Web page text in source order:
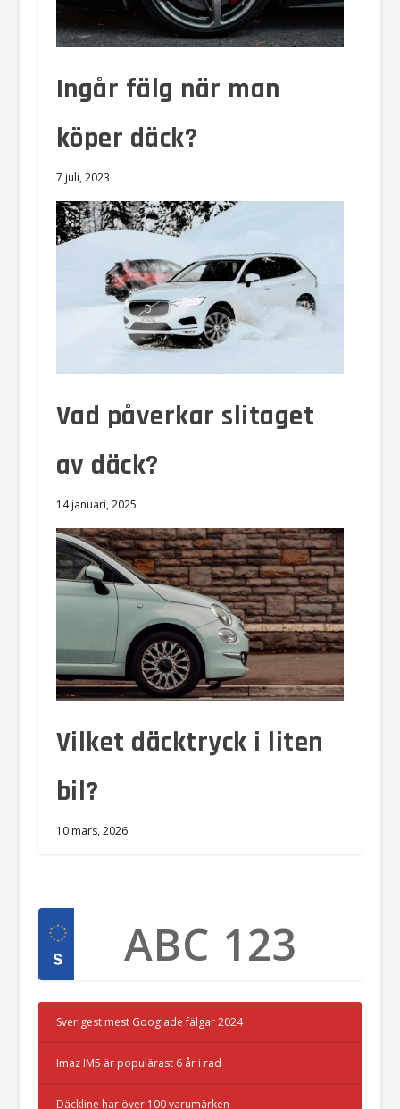
Ingår fälg när man
köper däck?
7 juli, 2023
Vad påverkar slitaget
av däck?
14 januari, 2025
Vilket däcktryck i liten
bil?
10 mars, 2026
Sverigest mest Googlade fälgar 2024
Imaz IM5 är populärast 6 år i rad
Däckline har över 100 varumärken